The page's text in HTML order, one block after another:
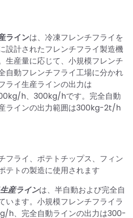
ラインは、冷凍フレンチフライを
設計されたフレンチフライ製造機
生産量に応じて、小規模フレンチ
自動フレンチフライ工場に分かれ
ライ生産ラインの出力は
h、300kg/hです。完全自動
ラインの出力範囲は300kg-2t/h
フライ、ポテトチップス、フィン
テトの製造に使用されます
産ラインは、半自動および完全自
います。小規模フレンチフライラ
h、完全自動ラインの出力は300-